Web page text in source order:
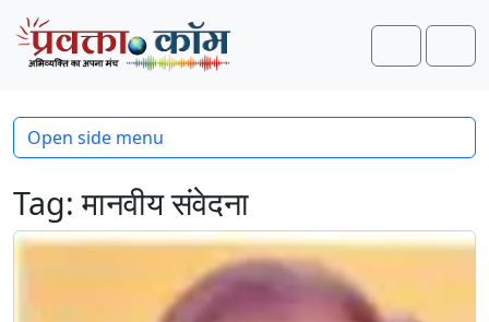
Skip to content
Skip to footer
Search
Tag:मानवीय संवेदना
Open side menu